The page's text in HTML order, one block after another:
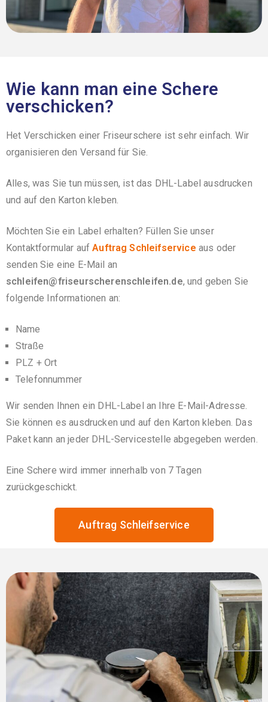
Wie kann man eine Schere
verschicken?
Het Verschicken einer Friseurschere ist sehr einfach. Wir
organisieren den Versand für Sie.
Alles, was Sie tun müssen, ist das DHL-Label ausdrucken
und auf den Karton kleben.
Möchten Sie ein Label erhalten? Füllen Sie unser
Kontaktformular aufAuftrag Schleifservice aus oder
senden Sie eine E-Mail an
schleifen@friseurscherenschleifen.de, und geben Sie
folgende Informationen an:
Name
Straße
PLZ + Ort
Telefonnummer
Wir senden Ihnen ein DHL-Label an Ihre E-Mail-Adresse.
Sie können es ausdrucken und auf den Karton kleben. Das
Paket kann an jeder DHL-Servicestelle abgegeben werden.
Eine Schere wird immer innerhalb von 7 Tagen
zurückgeschickt.
Auftrag Schleifservice